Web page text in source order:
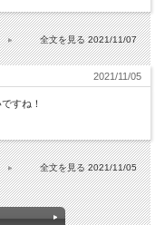
2021/11/07
2021/11/05
すね！
2021/11/05